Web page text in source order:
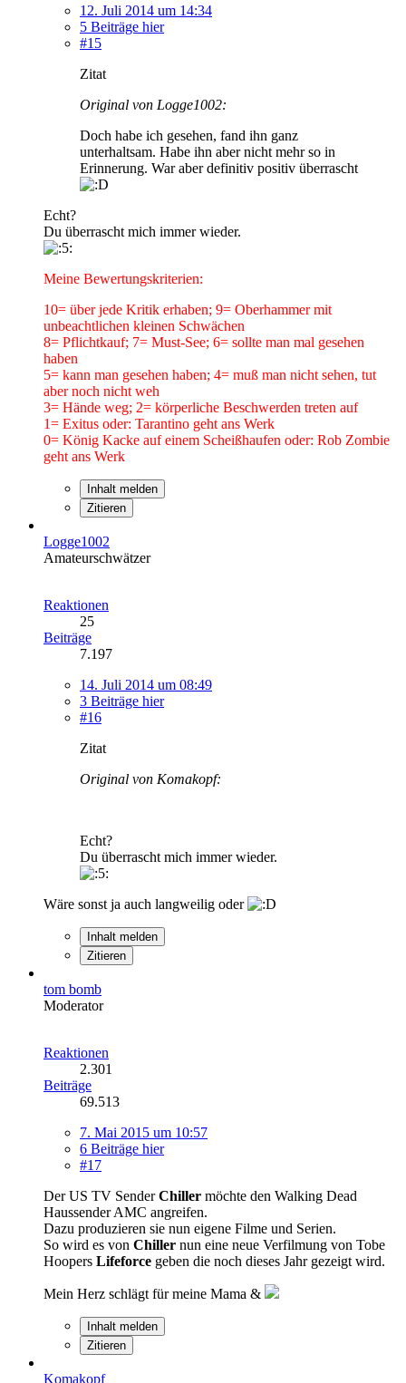
12. Juli 2014 um 14:34
5 Beiträge hier
#15
Zitat
Original von Logge1002:
Doch habe ich gesehen, fand ihn ganz
unterhaltsam. Habe ihn aber nicht mehr so in
Erinnerung. War aber definitiv positiv überrascht
Echt?
Du überrascht mich immer wieder.
Meine Bewertungskriterien:
10= über jede Kritik erhaben; 9= Oberhammer mit
unbeachtlichen kleinen Schwächen
8= Pflichtkauf; 7= Must-See; 6= sollte man mal gesehen
haben
5= kann man gesehen haben; 4= muß man nicht sehen, tut
aber noch nicht weh
3= Hände weg; 2= körperliche Beschwerden treten auf
1= Exitus oder: Tarantino geht ans Werk
0= König Kacke auf einem Scheißhaufen oder: Rob Zombie
geht ans Werk
Inhalt melden
Zitieren
Logge1002
Amateurschwätzer
Reaktionen
25
Beiträge
7.197
14. Juli 2014 um 08:49
3 Beiträge hier
#16
Zitat
Original von Komakopf:
Echt?
Du überrascht mich immer wieder.
Wäre sonst ja auch langweilig oder
Inhalt melden
Zitieren
tom bomb
Moderator
Reaktionen
2.301
Beiträge
69.513
7. Mai 2015 um 10:57
6 Beiträge hier
#17
Der US TV SenderChiller möchte den Walking Dead
Haussender AMC angreifen.
Dazu produzieren sie nun eigene Filme und Serien.
So wird es von Chiller nun eine neue Verfilmung von Tobe
Hoopers Lifeforce geben die noch dieses Jahr gezeigt wird.
Mein Herz schlägt für meine Mama &
Inhalt melden
Zitieren
Komakopf